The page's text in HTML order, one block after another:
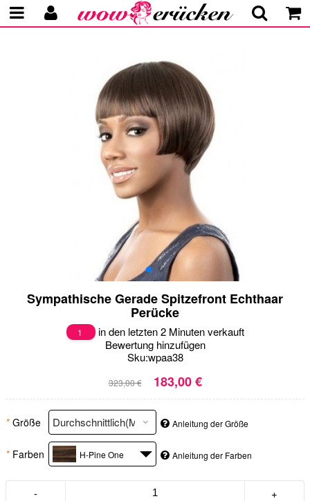
Sympathische Gerade Spitzefront Echthaar
Perücke
1
in den letzten 2 Minuten verkauft
Bewertung hinzufügen
Sku:wpaa38
323,00 € 183,00 €
* Größe Anleitung der Größe
* Farben H-Pine One Anleitung der Farben
- +